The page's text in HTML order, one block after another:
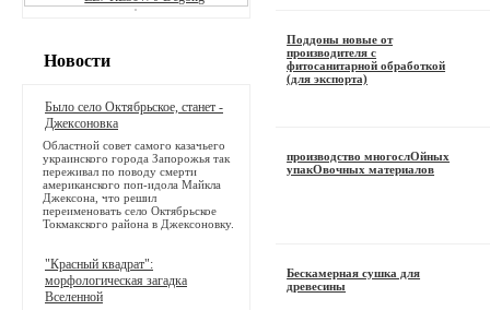
Поддоны новые от
производителя с
фитосанитарной обработкой
(для экспорта)
производство многослОйных
упакОвочных материалов
Бескамерная сушка для
древесины
Новости
Было село Октябрьское, станет -
Джексоновка
Областной совет самого казачьего
украинского города Запорожья так
переживал по поводу смерти
американского поп-идола Майкла
Джексона, что решил
переименовать село Октябрьское
Токмакского района в Джексоновку.
"Красный квадрат":
морфологическая загадка
Вселенной